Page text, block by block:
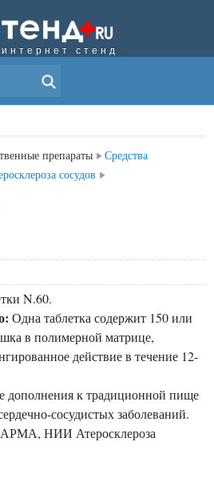
стенд
препараты
Средства
сосудов
N.60.
Одна таблетка содержит 150 или
в полимерной матрице,
действие в течение 12-
дополнения к традиционной пище
сосудистых заболеваний.
НИИ Атеросклероза